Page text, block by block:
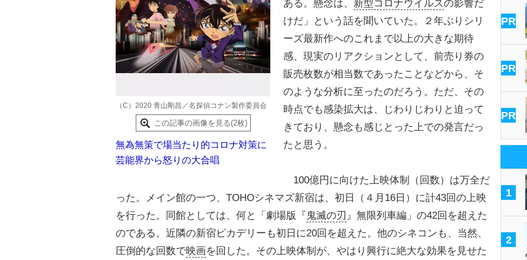
（C）2020 青山剛昌／名探偵コナン製作委員会
この記事の画像を見る(2枚)
無為無策で場当たり的コロナ対策に
芸能界から怒りの大合唱
ある。懸念は、 新型コロナウイルスの影響だ
けだ」という話を聞いていた。２年ぶりシリ
ーズ最新作へのこれまで以上の大きな期待
感、現実のリアクションとして、前売り券の
販売枚数が相当数であったことなどから、そ
のような分析に至ったのだろう。ただ、その
時点でも感染拡大は、じわりじわりと迫って
きており、懸念も感じとった上での発言だっ
たと思う。
100億円に向けた上映体制（回数）は万全だ
った。メイン館の一つ、TOHOシネマズ新宿は、初日（４月16日）に計43回の上映
を行った。同館としては、何と「劇場版『 鬼滅の刃 』無限列車編」の42回を超えた
のである。近隣の新宿ピカデリーも初日に20回を超えた。他のシネコンも、当然、
圧倒的な回数で映画を回した。その上映体制が、やはり興行に絶大な効果を見せた
PR
PR
PR
1
2